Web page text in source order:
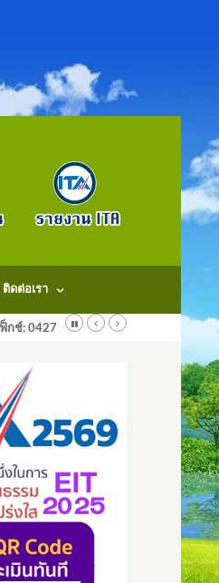
ติดต่อเรา
: 042707579 E-Mail: